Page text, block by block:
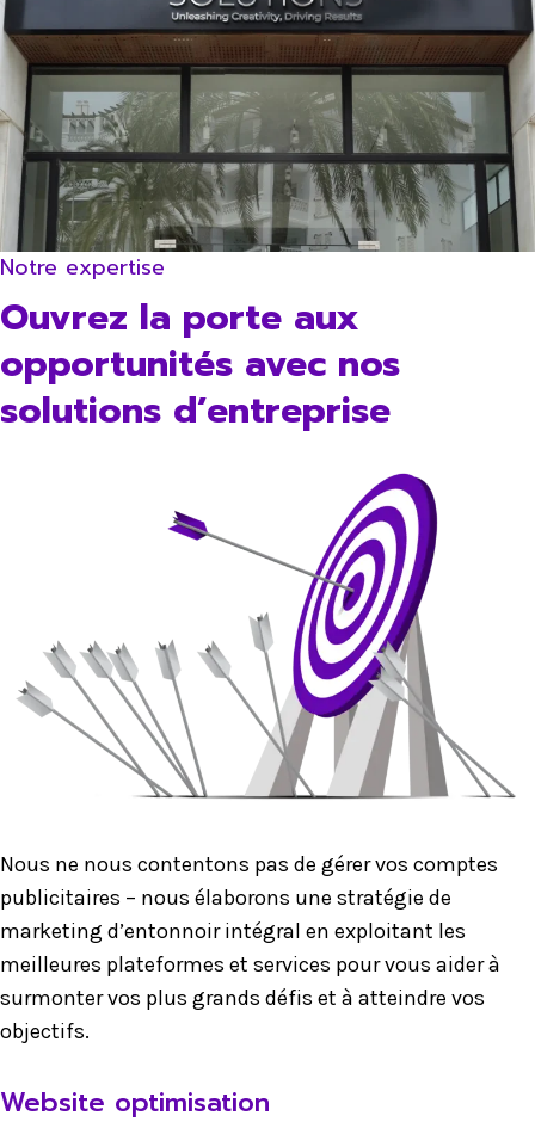
Notre expertise
Ouvrez la porte aux
opportunités avec nos
solutions d’entreprise
Nous ne nous contentons pas de gérer vos comptes
publicitaires – nous élaborons une stratégie de
marketing d’entonnoir intégral en exploitant les
meilleures plateformes et services pour vous aider à
surmonter vos plus grands défis et à atteindre vos
objectifs.
Website optimisation